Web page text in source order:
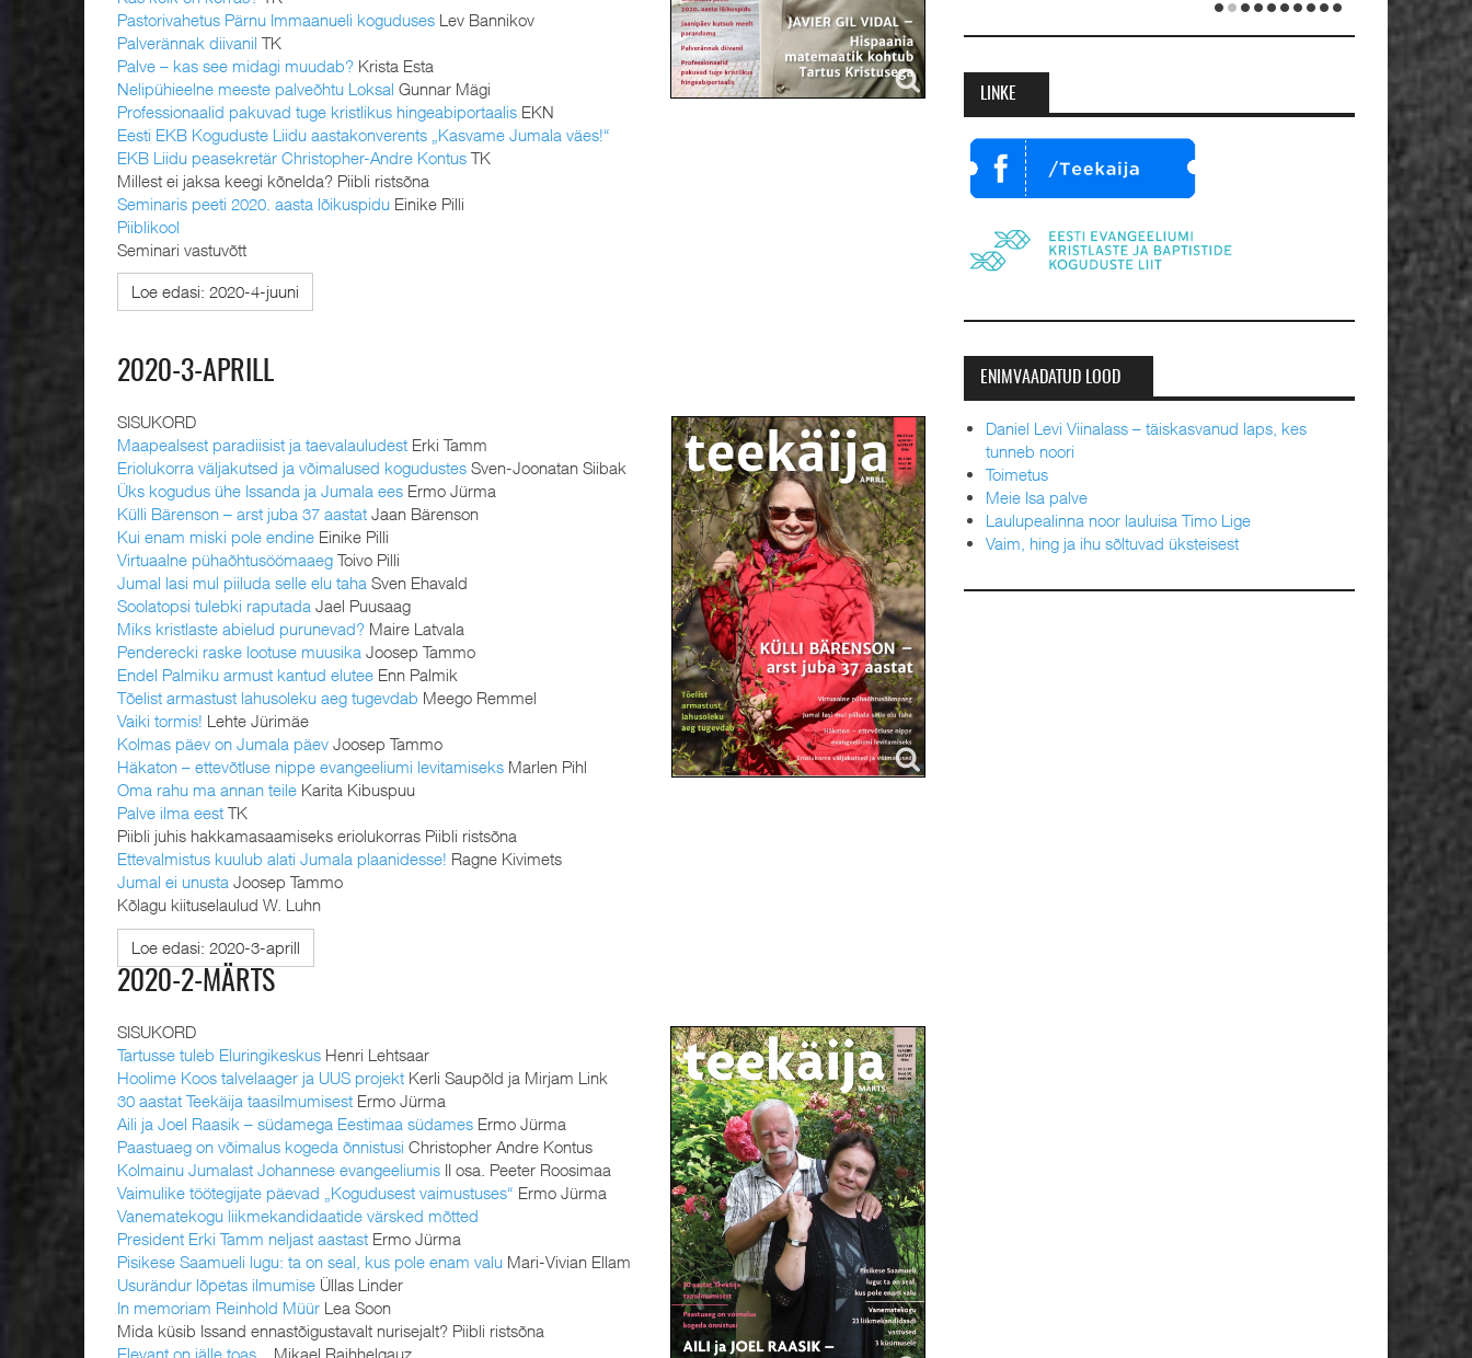
Pastorivahetus Pärnu Immaanueli koguduses Lev Bannikov
Palverännak diivanil TK
Palve – kas see midagi muudab? Krista Esta
Nelipühieelne meeste palveõhtu Loksal Gunnar Mägi
Professionaalid pakuvad tuge kristlikus hingeabiportaalis EKN
Eesti EKB Koguduste Liidu aastakonverents „Kasvame Jumala väes!“
EKB Liidu peasekretär Christopher-Andre Kontus TK
Millest ei jaksa keegi kõnelda? Piibli ristsõna
Seminaris peeti 2020. aasta lõikuspidu Einike Pilli
Piiblikool
Seminari vastuvõtt
Loe edasi: 2020-4-juuni
2020-3-APRILL
SISUKORD
Maapealsest paradiisist ja taevalauludest Erki Tamm
Eriolukorra väljakutsed ja võimalused kogudustes Sven-Joonatan Siibak
Üks kogudus ühe Issanda ja Jumala ees Ermo Jürma
Külli Bärenson – arst juba 37 aastat Jaan Bärenson
Kui enam miski pole endine Einike Pilli
Virtuaalne pühaõhtusöömaaeg Toivo Pilli
Jumal lasi mul piiluda selle elu taha Sven Ehavald
Soolatopsi tulebki raputada Jael Puusaag
Miks kristlaste abielud purunevad? Maire Latvala
Penderecki raske lootuse muusika Joosep Tammo
Endel Palmiku armust kantud elutee Enn Palmik
Tõelist armastust lahusoleku aeg tugevdab Meego Remmel
Vaiki tormis! Lehte Jürimäe
Kolmas päev on Jumala päev Joosep Tammo
Häkaton – ettevõtluse nippe evangeeliumi levitamiseks Marlen Pihl
Oma rahu ma annan teile Karita Kibuspuu
Palve ilma eest TK
Piibli juhis hakkamasaamiseks eriolukorras Piibli ristsõna
Ettevalmistus kuulub alati Jumala plaanidesse! Ragne Kivimets
Jumal ei unusta Joosep Tammo
Kõlagu kiituselaulud W. Luhn
Loe edasi: 2020-3-aprill
2020-2-MÄRTS
SISUKORD
Tartusse tuleb Eluringikeskus Henri Lehtsaar
Hoolime Koos talvelaager ja UUS projekt Kerli Saupõld ja Mirjam Link
30 aastat Teekäija taasilmumisest Ermo Jürma
Aili ja Joel Raasik – südamega Eestimaa südames Ermo Jürma
Paastuaeg on võimalus kogeda õnnistusi Christopher Andre Kontus
Kolmainu Jumalast Johannese evangeeliumis II osa. Peeter Roosimaa
Vaimulike töötegijate päevad „Kogudusest vaimustuses“ Ermo Jürma
Vanematekogu liikmekandidaatide värsked mõtted
President Erki Tamm neljast aastast Ermo Jürma
Pisikese Saamueli lugu: ta on seal, kus pole enam valu Mari-Vivian Ellam
Usurändur lõpetas ilmumise Üllas Linder
In memoriam Reinhold Müür Lea Soon
Mida küsib Issand ennastõigustavalt nurisejalt? Piibli ristsõna
Elevant on jälle toas...
Mikael Raihhelgauz
LINKE
ENIMVAADATUD LOOD
Daniel Levi Viinalass – täiskasvanud laps, kes
tunneb noori
Toimetus
Meie Isa palve
Laulupealinna noor lauluisa Timo Lige
Vaim, hing ja ihu sõltuvad üksteisest